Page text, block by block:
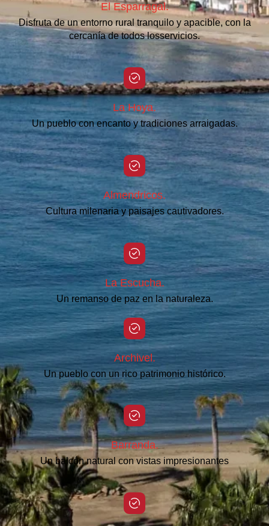
El Esparragal.
Disfruta de un entorno rural tranquilo y apacible, con la
cercanía de todos losservicios.
La Hoya.
Un pueblo con encanto y tradiciones arraigadas.
Almendricos.
Cultura milenaria y paisajes cautivadores.
La Escucha.
Un remanso de paz en la naturaleza.
Archivel.
Un pueblo con un rico patrimonio histórico.
Barranda.
Un balcón natural con vistas impresionantes